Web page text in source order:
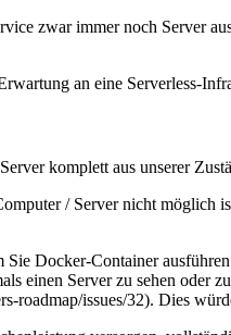
zwar immer noch Server
an eine Serverless-
komplett aus unserer
/ Server nicht möglich
Docker-Container
einen Server zu sehen oder
roadmap/issues/32). Dies